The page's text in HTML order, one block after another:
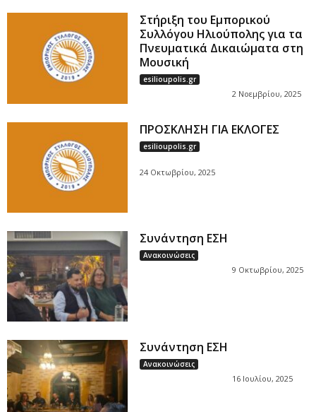
Στήριξη του Εμπορικού
Συλλόγου Ηλιούπολης για τα
Πνευματικά Δικαιώματα στη
Μουσική
esilioupolis.gr
2 Νοεμβρίου, 2025
ΠΡΟΣΚΛΗΣΗ ΓΙΑ ΕΚΛΟΓΕΣ
esilioupolis.gr
24 Οκτωβρίου, 2025
Συνάντηση ΕΣΗ
Ανακοινώσεις
9 Οκτωβρίου, 2025
Συνάντηση ΕΣΗ
Ανακοινώσεις
16 Ιουλίου, 2025